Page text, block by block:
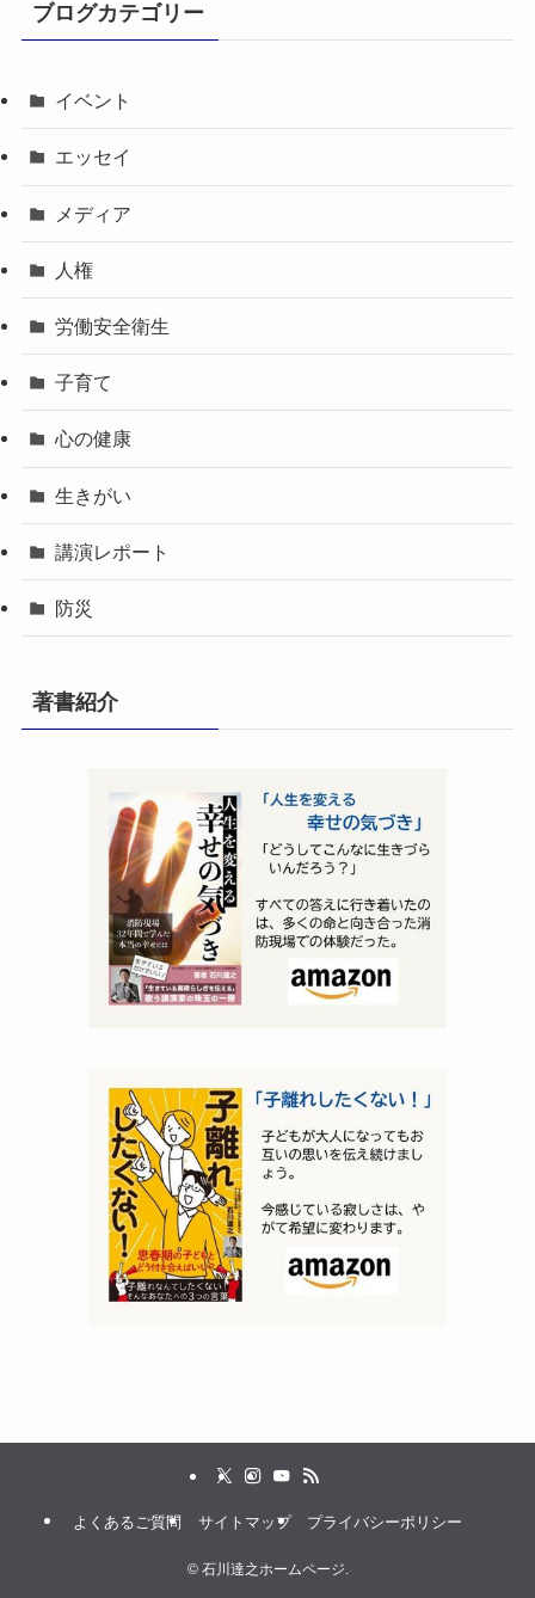
ブログカテゴリー
イベント
エッセイ
メディア
人権
労働安全衛生
子育て
心の健康
生きがい
講演レポート
防災
著書紹介
よくあるご質問 サイトマップ プライバシーポリシー
©石川達之ホームページ.